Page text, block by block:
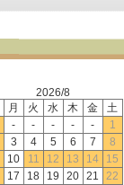
2026/8
月 火 水 木 金
土
- - - - -
1
3 4 5 6 7
8
10 11 12 13 14
15
17 18 19 20 21 22